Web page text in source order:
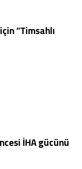
“Timsahlı
İHA gücünü